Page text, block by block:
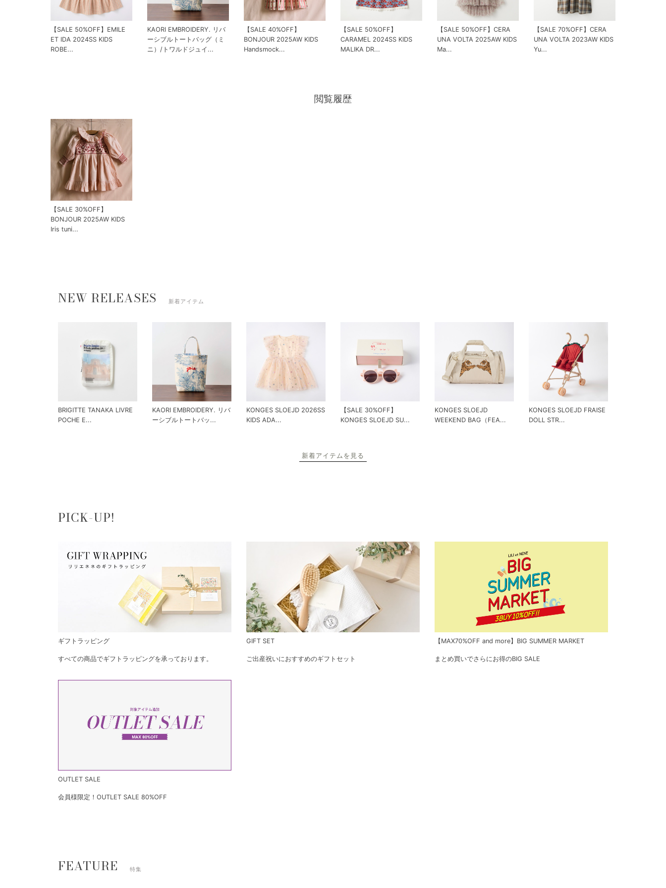
【SALE 50%OFF】EMILE
ET IDA 2024SS KIDS
ROBE...
KAORI EMBROIDERY. リバ
ーシブルトートバッグ（ミ
ニ）/トワルドジュイ...
【SALE 40%OFF】
BONJOUR 2025AW KIDS
Handsmock...
【SALE 50%OFF】
CARAMEL 2024SS KIDS
MALIKA DR...
【SALE 50%OFF】CERA
UNA VOLTA 2025AW KIDS
Ma...
【SALE 70%OFF】CERA
UNA VOLTA 2023AW KIDS
Yu...
閲覧履歴
【SALE 30%OFF】
BONJOUR 2025AW KIDS
Iris tuni...
NEW RELEASES 新着アイテム
BRIGITTE TANAKA LIVRE
POCHE E...
KAORI EMBROIDERY. リバ
ーシブルトートバッ...
KONGES SLOEJD 2026SS
KIDS ADA...
【SALE 30%OFF】
KONGES SLOEJD SU...
KONGES SLOEJD
WEEKEND BAG（FEA...
KONGES SLOEJD FRAISE
DOLL STR...
新着アイテムを見る
PICK-UP!
ギフトラッピング
すべての商品でギフトラッピングを承っております。
GIFT SET
ご出産祝いにおすすめのギフトセット
【MAX70%OFF and more】BIG SUMMER MARKET
まとめ買いでさらにお得のBIG SALE
OUTLET SALE
会員様限定！OUTLET SALE 80%OFF
FEATURE 特集